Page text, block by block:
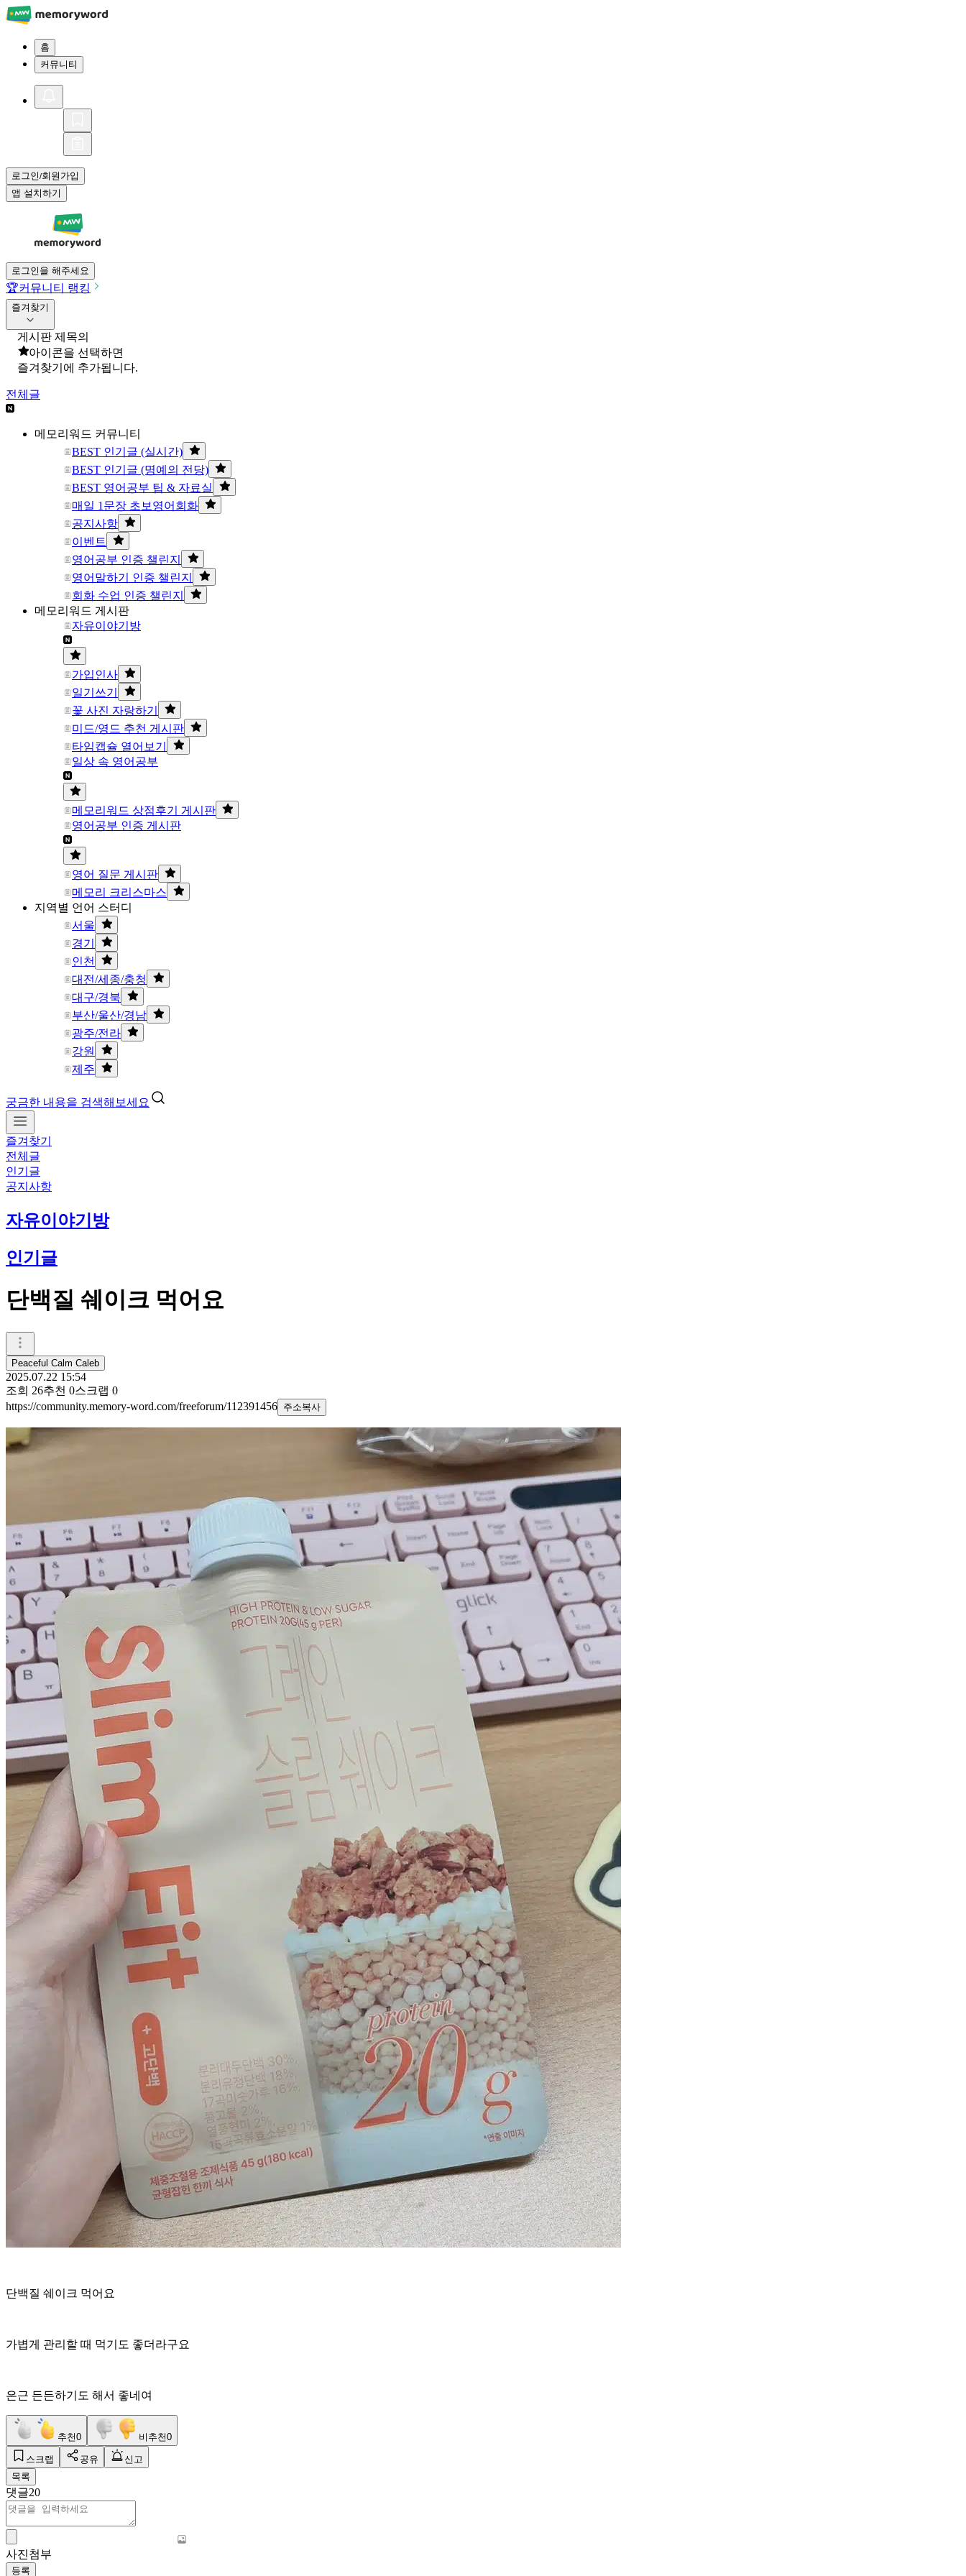
홈
커뮤니티
로그인/회원가입
앱 설치하기
로그인을 해주세요
🏆커뮤니티 랭킹
즐겨찾기
게시판 제목의
아이콘을 선택하면
즐겨찾기에 추가됩니다.
전체글
메모리워드 커뮤니티
BEST 인기글 (실시간)
BEST 인기글 (명예의 전당)
BEST 영어공부 팁 & 자료실
매일 1문장 초보영어회화
공지사항
이벤트
영어공부 인증 챌린지
영어말하기 인증 챌린지
회화 수업 인증 챌린지
메모리워드 게시판
자유이야기방
가입인사
일기쓰기
꽃 사진 자랑하기
미드/영드 추천 게시판
타임캡슐 열어보기
일상 속 영어공부
메모리워드 상점후기 게시판
영어공부 인증 게시판
영어 질문 게시판
메모리 크리스마스
지역별 언어 스터디
서울
경기
인천
대전/세종/충청
대구/경북
부산/울산/경남
광주/전라
강원
제주
궁금한 내용을 검색해보세요
즐겨찾기
전체글
인기글
공지사항
자유이야기방
인기글
단백질 쉐이크 먹어요
Peaceful Calm Caleb
2025.07.22 15:54
조회 26추천 0스크랩 0
https://community.memory-word.com/freeforum/112391456 주소복사
단백질 쉐이크 먹어요
가볍게 관리할 때 먹기도 좋더라구요
은근 든든하기도 해서 좋네여
추천0 비추천0
스크랩 공유
신고
목록
댓글20
사진첨부
등록